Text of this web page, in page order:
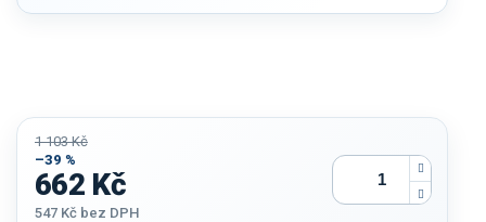
1 103 Kč
–39 %
662 Kč
547 Kč bez DPH